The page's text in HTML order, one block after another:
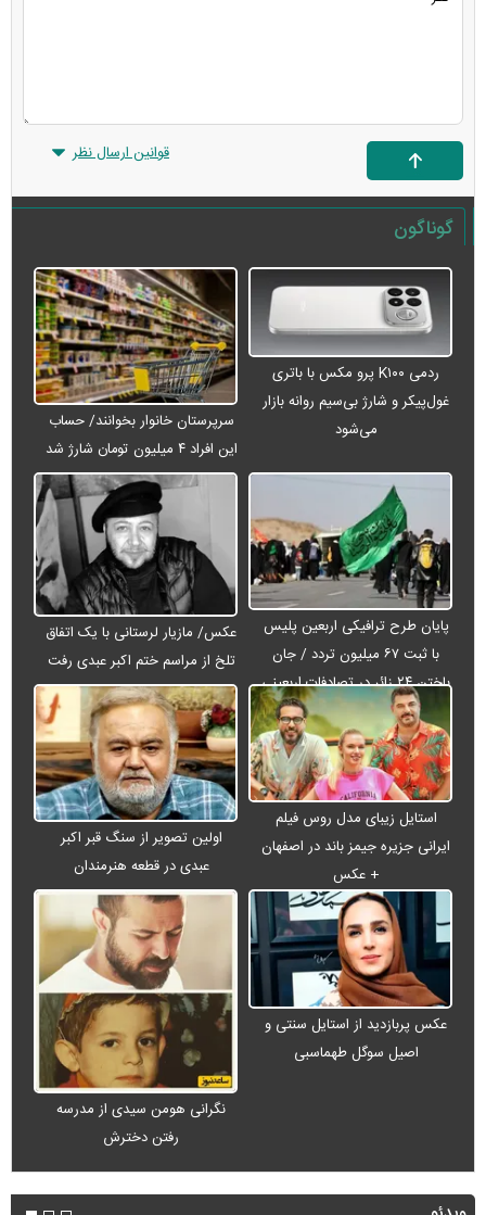
قوانین ارسال نظر
گوناگون
ردمی K۱۰۰ پرو مکس با باتری
غول‌پیکر و شارژ بی‌سیم روانه بازار
می‌شود
سرپرستان خانوار بخوانند/ حساب
این افراد ۴ میلیون تومان شارژ شد
پایان طرح ترافیکی اربعین پلیس
با ثبت ۶۷ میلیون تردد / جان
باختن ۲۴ زائر در تصادفات اربعینی
عکس/ مازیار لرستانی با یک اتفاق
تلخ از مراسم ختم اکبر عبدی رفت
استایل زیبای مدل روس فیلم
ایرانی جزیره جیمز باند در اصفهان
+ عکس
اولین تصویر از سنگ قبر اکبر
عبدی در قطعه هنرمندان
عکس پربازدید از استایل سنتی و
اصیل سوگل طهماسبی
نگرانی هومن سیدی از مدرسه
رفتن دخترش